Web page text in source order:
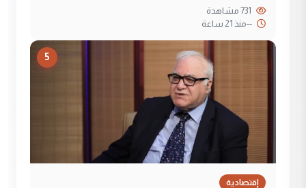
--منذ 21 ساعة
5
إقتصادية